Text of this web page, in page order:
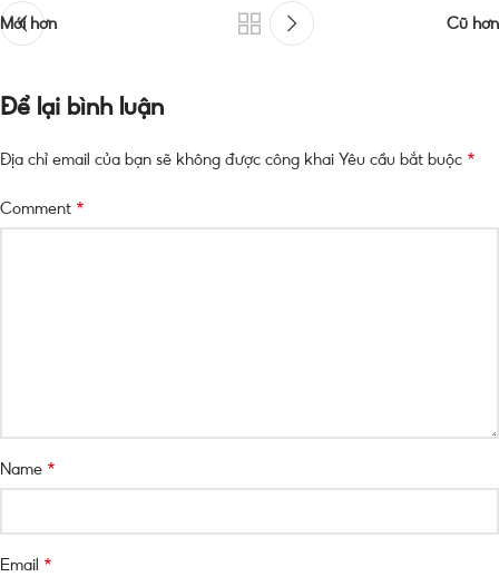
Mới hơn Cũ hơn
Để lại bình luận
Địa chỉ email của bạn sẽ không được công khai Yêu cầu bắt buộc *
Comment *
Name *
Email *